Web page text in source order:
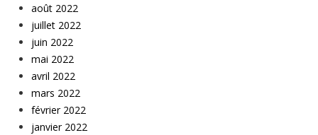
août 2022
juillet 2022
juin 2022
mai 2022
avril 2022
mars 2022
février 2022
janvier 2022